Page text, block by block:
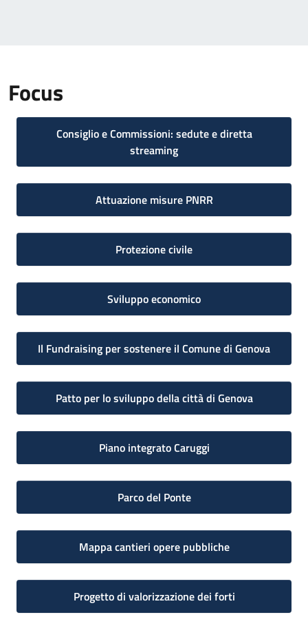
Focus
Consiglio e Commissioni: sedute e diretta
streaming
Attuazione misure PNRR
Protezione civile
Sviluppo economico
Il Fundraising per sostenere il Comune di Genova
Patto per lo sviluppo della città di Genova
Piano integrato Caruggi
Parco del Ponte
Mappa cantieri opere pubbliche
Progetto di valorizzazione dei forti